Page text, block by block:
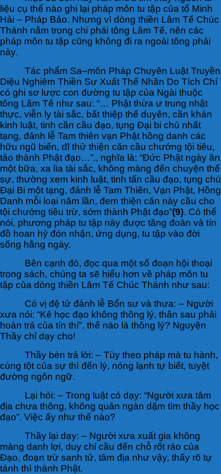
liệu cụ thể nào ghi lại pháp môn tu tập của tổ Minh
Hải – Pháp Bảo. Nhưng vì dòng thiền Lâm Tế Chúc
Thánh nằm trong chi phái tông Lâm Tế, nên các
pháp môn tu tập cũng không đi ra ngoài tông phái
này.
Tác phẩm Sa–môn Pháp Chuyên Luật Truyền
Diệu Nghiêm Thiền Sư Xuất Thế Nhân Do Tích Chí
có ghi sơ lược con đường tu tập của Ngài thuộc
tông Lâm Tế như sau: “… Phật thừa ư trung nhật
thực, viễn ly tài sắc, bất thiệp thế duyên, cần khán
kinh luật, tinh cần cầu đạo, tụng Đại bi chú nhất
tạng, đảnh lễ Tam thiên vạn Phật hồng danh các
hữu ngũ biến, dĩ thử thiện căn cầu chướng tội tiêu,
tảo thành Phật đạo…”., nghĩa là: “Đức Phật ngày ăn
một bữa, xa lìa tài sắc, không màng đến chuyện thế
sự, thường xem kinh luật, tinh tấn cầu đạo, tụng chú
Đại Bi một tạng, đảnh lễ Tam Thiên, Vạn Phật, Hồng
Danh mỗi loại năm lần, đem thiện căn này cầu cho
tội chướng tiêu trừ, sớm thành Phật đạo”(9). Có thể
nói, phương pháp tu tập này được tăng đoàn và tín
đồ hoan hỷ đón nhận, ứng dụng, tu tập vào đời
sống hằng ngày.
Bên cạnh đó, đọc qua một số đoạn hội thoại
trong sách, chúng ta sẽ hiểu hơn về pháp môn tu
tập của dòng thiền Lâm Tế Chúc Thánh như sau:
Có vị đệ tử đảnh lễ Bổn sư và thưa: – Người
xưa nói: “Kẻ học đạo không thông lý, thân sau phải
hoàn trả của tín thí”, thế nào là thông lý? Nguyện
Thầy chỉ dạy cho!
Thầy bèn trả lời: – Tùy theo pháp mà tu hành,
cùng tột của sự thì đến lý, nóng lạnh tự biết, tuyệt
đường ngôn ngữ.
Lại hỏi: – Trong luật có dạy: “Người xưa tâm
địa chưa thông, không quản ngàn dặm tìm thầy học
đạo”. Việc ấy như thế nào?
Thầy lại dạy: – Người xưa xuất gia không
màng danh lợi, duy chỉ cầu đến chỗ rốt ráo của
Đạo, đoạn trừ sanh tử, tâm địa như vậy, thấy rõ tự
tánh thì thành Phật.